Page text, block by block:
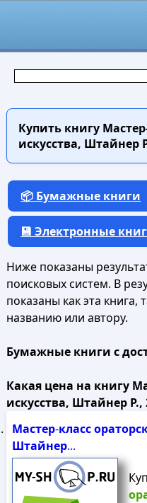
Купить книгу
искусства, Штайнер
📦 Бумажные книги
💾 Электронные
Ниже показаны
поисковых систем. В
показаны как эта книга,
названию или автору.
Бумажные книги с
Какая цена на книгу
искусства, Штайнер Р.,
Мастер-класс
Штайнер...